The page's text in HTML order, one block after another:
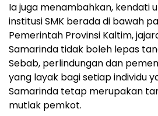
​Ia juga menambahkan, kendati
institusi SMK berada di bawah
Pemerintah Provinsi Kaltim,
Samarinda tidak boleh lepas
Sebab, perlindungan dan
yang layak bagi setiap individu
Samarinda tetap merupakan
mutlak pemkot.